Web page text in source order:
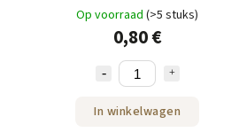
Op voorraad (>5 stuks)
0,80 €
In winkelwagen